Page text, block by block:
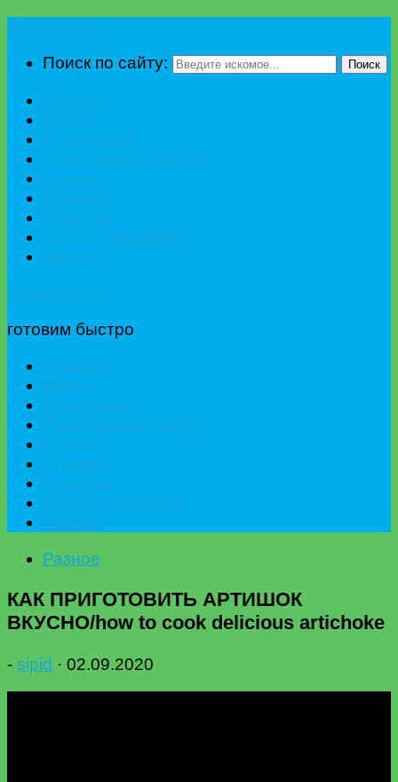
Поиск по сайту:
Поиск
готовим быстро
Разное
КАК ПРИГОТОВИТЬ АРТИШОК
ВКУСНО/how to cook delicious artichoke
- sipid · 02.09.2020